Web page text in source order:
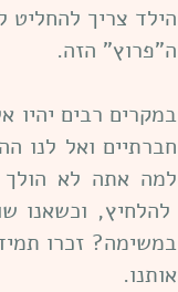
הילד צריך להחליט
ה"פרוץ" הזה.
במקרים רבים יהיו
חברתיים ואל לנו
למה אתה לא
להלחיץ, וכשאנו
במשימה? זכרו
אותנו.